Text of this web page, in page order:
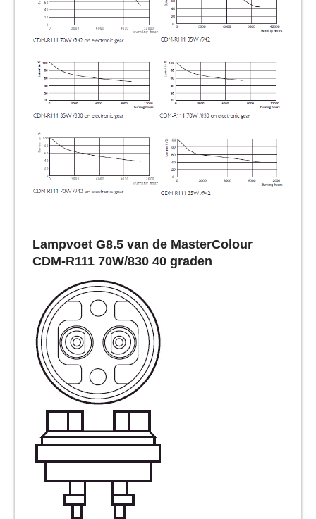
Lampvoet G8.5 van de MasterColour
CDM-R111 70W/830 40 graden